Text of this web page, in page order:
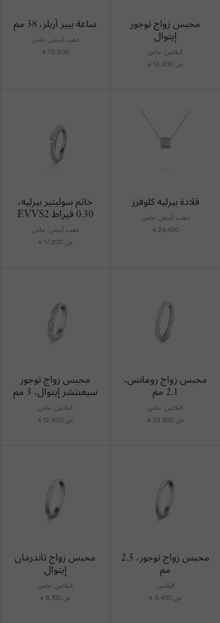
محبس زواج توجور
إيتوال
البلاتين, ماس
من 13,300
⃁
ساعة بيير آربلز، 38 مم
ذهب أبيض, ماس
73,500
⃁
قلادة بيرليه كلوفرز
ذهب أبيض, ماس
24,400
⃁
خاتم سوليتير بيرليه،
0.30 قيراط EVVS2
ذهب أبيض, ماس
من 17,200
⃁
محبس زواج رومانس،
2.1 مم
البلاتين, ماس
من 23,800
⃁
محبس زواج توجور
سيغنتشر إيتوال، 3 مم
البلاتين, ماس
من 12,600
⃁
محبس زواج توجور، 2.5
مم
البلاتين
من 5,400
⃁
محبس زواج تاندرمان
إيتوال
البلاتين, ماس
من 8,700
⃁